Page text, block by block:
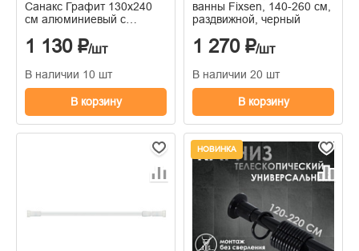
Санакс Графит 130х240
см алюминиевый с
без колец
1 130 ₽/шт
В наличии 10 шт
В корзину
ванны Fixsen, 140-260 см,
раздвижной, черный
1 270 ₽/шт
В наличии 20 шт
В корзину
НОВИНКА